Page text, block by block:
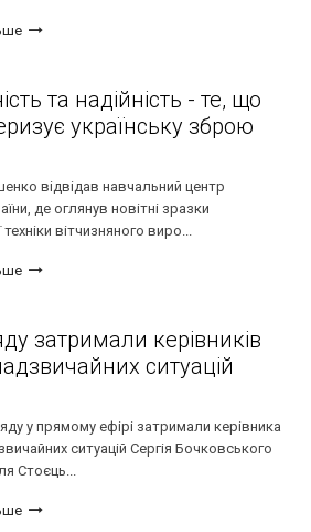
та надійність - те, що
українську зброю
відвідав навчальний центр
де оглянув новітні зразки
вітчизняного виро...
затримали керівників
ситуацій
у прямому ефірі затримали керівника
ситуацій Сергія Бочковського
Стоєць...